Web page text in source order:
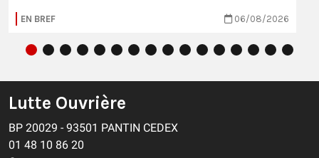
EN BREF 06/08/2026
Lutte Ouvrière
BP 20029 - 93501 PANTIN CEDEX
01 48 10 86 20